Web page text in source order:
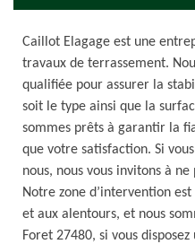
Caillot Elagage est une
travaux de terrassement.
qualifiée pour assurer la
soit le type ainsi que la
sommes prêts à garantir la
que votre satisfaction. Si
nous, nous vous invitons à
Notre zone d’intervention
et aux alentours, et nous
Foret 27480, si vous